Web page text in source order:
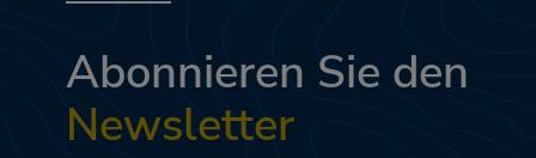
Abonnieren Sie den
Newsletter